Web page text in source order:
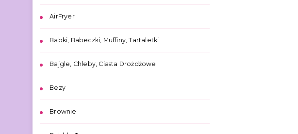
AirFryer
Babki, Babeczki, Muffiny, Tartaletki
Bajgle, Chleby, Ciasta Drożdżowe
Bezy
Brownie